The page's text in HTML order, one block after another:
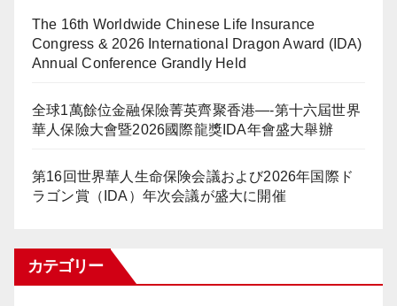
The 16th Worldwide Chinese Life Insurance
Congress & 2026 International Dragon Award (IDA)
Annual Conference Grandly Held
全球1萬餘位金融保險菁英齊聚香港—-第十六屆世界
華人保險大會暨2026國際龍獎IDA年會盛大舉辦
第16回世界華人生命保険会議および2026年国際ド
ラゴン賞（IDA）年次会議が盛大に開催
カテゴリー